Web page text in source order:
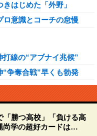
はじめた「外野」
ロ意識とコーチの怠慢
線の“アブナイ兆候”
争奪合戦”早くも勃発
「勝つ高校」「負ける高
尚学の超好カードは…